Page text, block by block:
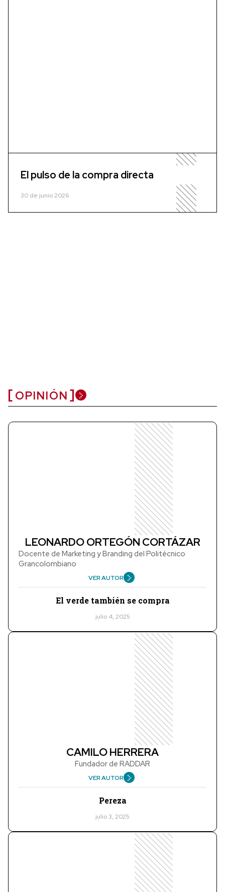
El pulso de la compra directa
30 de junio 2026
OPINIÓN
LEONARDO ORTEGÓN CORTÁZAR
Docente de Marketing y Branding del Politécnico
Grancolombiano
VER AUTOR
El verde también se compra
julio 4, 2025
CAMILO HERRERA
Fundador de RADDAR
VER AUTOR
Pereza
julio 3, 2025